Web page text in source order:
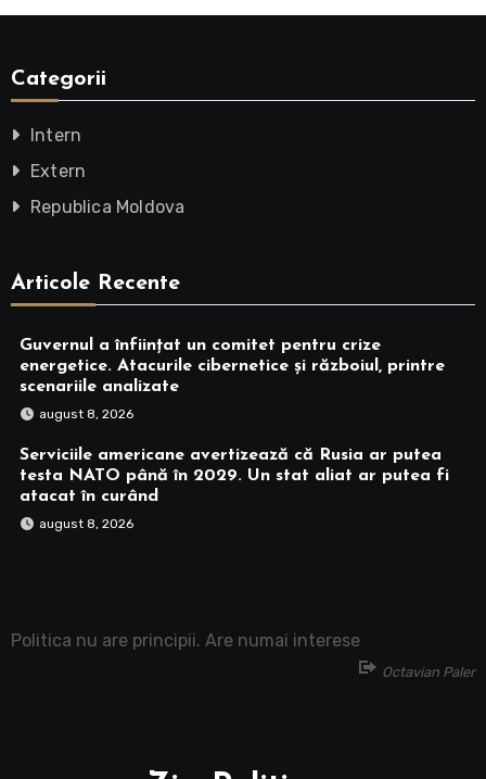
Categorii
Intern
Extern
Republica Moldova
Articole Recente
Guvernul a înființat un comitet pentru crize
energetice. Atacurile cibernetice și războiul, printre
scenariile analizate
august 8, 2026
Serviciile americane avertizează că Rusia ar putea
testa NATO până în 2029. Un stat aliat ar putea fi
atacat în curând
august 8, 2026
Politica nu are principii. Are numai interese
Octavian Paler